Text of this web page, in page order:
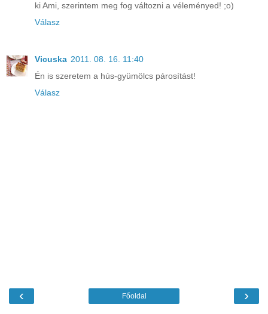
ki Ami, szerintem meg fog változni a véleményed! ;o)
Válasz
Vicuska 2011. 08. 16. 11:40
Én is szeretem a hús-gyümölcs párosítást!
Válasz
‹ ›
Főoldal